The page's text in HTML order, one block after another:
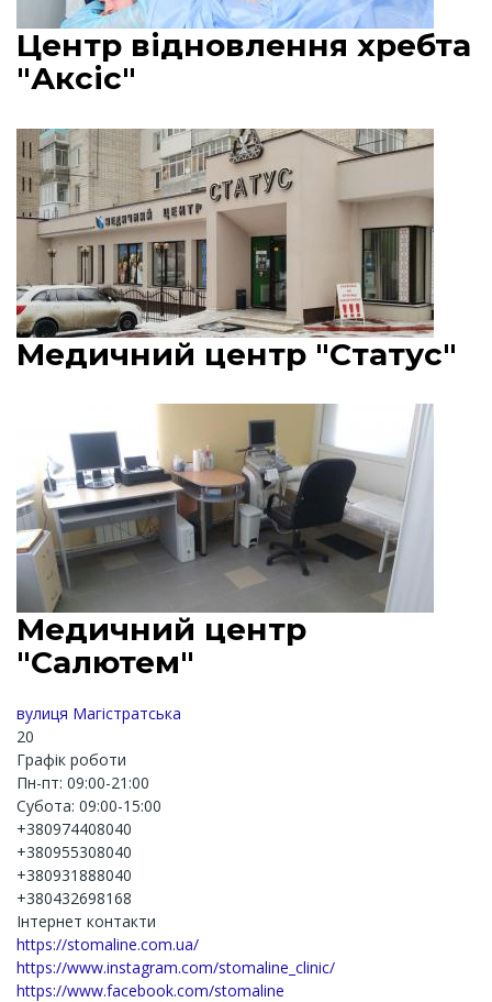
Центр відновлення хребта
"Аксіс"
Медичний центр "Статус"
Медичний центр
"Салютем"
вулиця Магістратська
20
Графік роботи
Пн-пт: 09:00-21:00
Субота: 09:00-15:00
+380974408040
+380955308040
+380931888040
+380432698168
Інтернет контакти
https://stomaline.com.ua/
https://www.instagram.com/stomaline_clinic/
https://www.facebook.com/stomaline